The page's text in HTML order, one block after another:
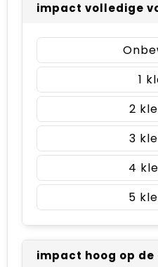
impact volledige
1
2
3
4
5
impact hoog op